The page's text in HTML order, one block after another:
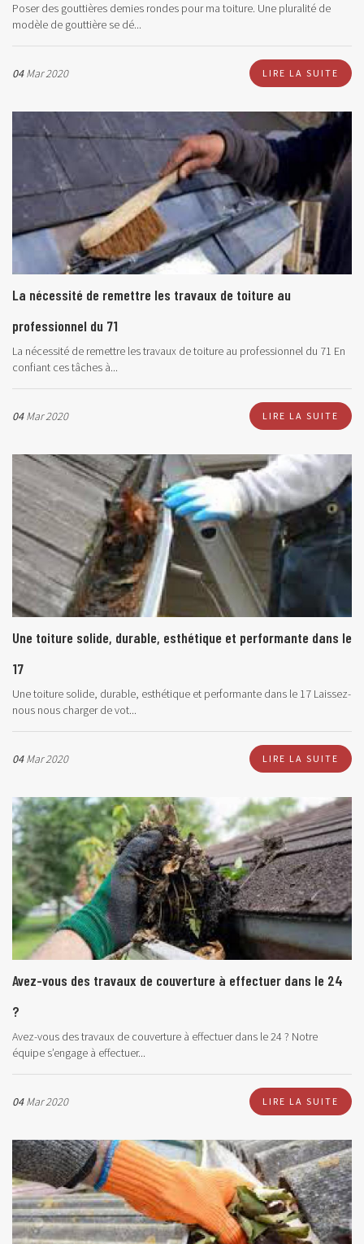
Poser des gouttières demies rondes pour ma toiture. Une pluralité de
modèle de gouttière se dé...
04Mar 2020 LIRE LA SUITE
La nécessité de remettre les travaux de toiture au
professionnel du 71
La nécessité de remettre les travaux de toiture au professionnel du 71 En
confiant ces tâches à...
04Mar 2020 LIRE LA SUITE
Une toiture solide, durable, esthétique et performante dans le
17
Une toiture solide, durable, esthétique et performante dans le 17 Laissez-
nous nous charger de vot...
04Mar 2020 LIRE LA SUITE
Avez-vous des travaux de couverture à effectuer dans le 24
?
Avez-vous des travaux de couverture à effectuer dans le 24 ? Notre
équipe s’engage à effectuer...
04Mar 2020 LIRE LA SUITE